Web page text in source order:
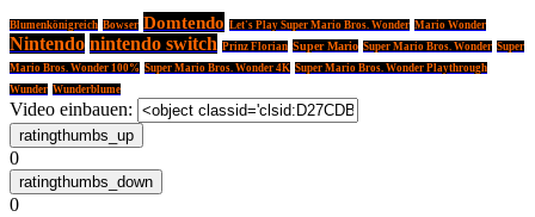
Blumenkönigreich Bowser Domtendo Let's Play Super Mario Bros. Wonder Mario Wonder
Nintendo nintendo switch Prinz Florian Super Mario Super Mario Bros. Wonder Super
Mario Bros. Wonder 100% Super Mario Bros. Wonder 4K Super Mario Bros. Wonder Playthrough
Wunder Wunderblume
Video einbauen:
0
0